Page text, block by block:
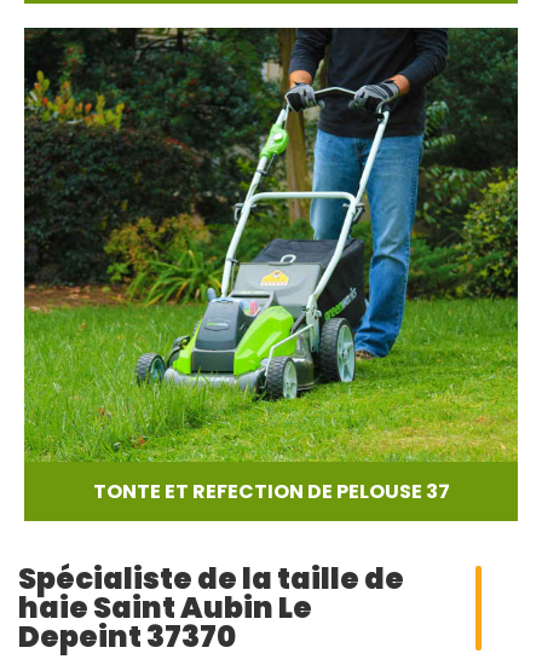
TONTE ET REFECTION DE PELOUSE 37
Spécialiste de la taille de
haie Saint Aubin Le
Depeint 37370